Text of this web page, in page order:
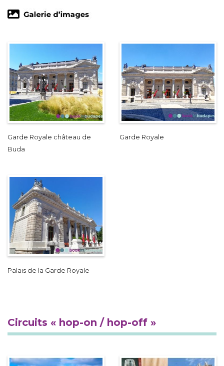
Garde Royale château de
Buda
Garde Royale
Palais de la Garde Royale
Circuits « hop-on / hop-off »